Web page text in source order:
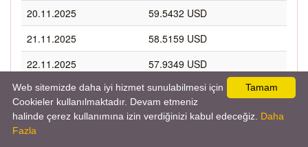
20.11.2025
59.5432 USD
21.11.2025
58.5159 USD
22.11.2025
57.9349 USD
23.11.2025
57.9459 USD
24.11.2025
57.9056 USD
Tamam
Web sitemizde daha iyi hizmet sunulabilmesi için
Cookieler kullanılmaktadır. Devam etmeniz
halinde çerez kullanımına izin verdiğinizi kabul edeceğiz. Daha
Fazla